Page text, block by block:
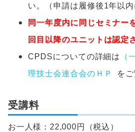
い。（申請は履修後1年以内
同一年度内に同じセミナー
回目以降のユニットは認定
CPDSについての詳細は
（
理技士会連合会のＨＰ を
受講料
お一人様：22,000円（税込）